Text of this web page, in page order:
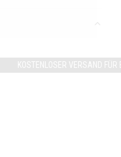
KOSTENLOSER VERSAND FÜR